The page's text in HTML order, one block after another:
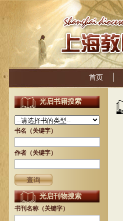
首页
光启书籍搜索
书名（关键字）
作者（关键字）
光启刊物搜索
书刊名称（关键字）